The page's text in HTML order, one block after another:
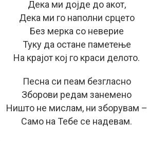
Дека ми дојде до акот,
Дека ми го наполни срцето
Без мерка со неверие
Туку да остане паметење
На крајот кој го краси делото.
Песна си пеам безгласно
Зборови редам занемено
Ништо не мислам, ни зборувам –
Само на Тебе се надевам.